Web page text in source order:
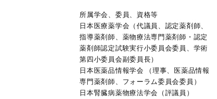
所属学会、委員、資格等
日本医療薬学会（代議員、認定薬剤師、
指導薬剤師、薬物療法専門薬剤師・認定
薬剤師認定試験実行小委員会委員、学術
第四小委員会副委員長）
日本医薬品情報学会 （理事、医薬品情報
専門薬剤師、フォーラム委員会委員）
日本腎臓病薬物療法学会（評議員）